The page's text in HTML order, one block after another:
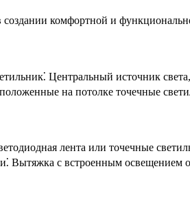
комфортной и
Центральный источник
на потолке точечные
лента или точечные
Вытяжка с встроенным освещением